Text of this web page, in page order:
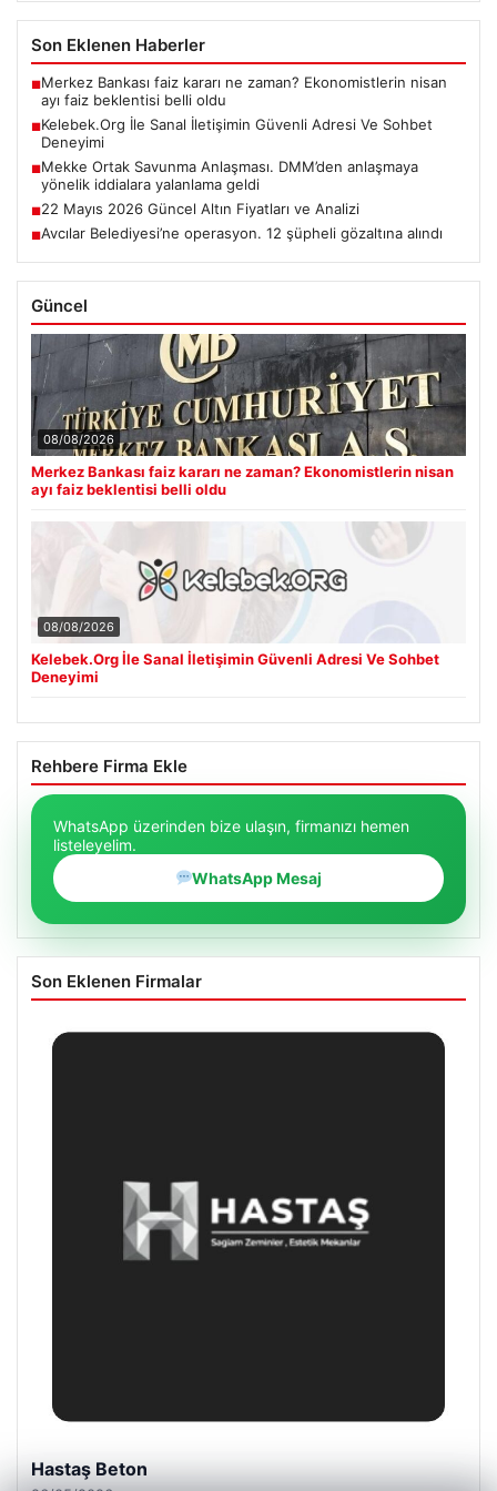
Son Eklenen Haberler
■Merkez Bankası faiz kararı ne zaman? Ekonomistlerin nisan
ayı faiz beklentisi belli oldu
■Kelebek.Org İle Sanal İletişimin Güvenli Adresi Ve Sohbet
Deneyimi
■Mekke Ortak Savunma Anlaşması. DMM’den anlaşmaya
yönelik iddialara yalanlama geldi
■22 Mayıs 2026 Güncel Altın Fiyatları ve Analizi
■Avcılar Belediyesi’ne operasyon. 12 şüpheli gözaltına alındı
Güncel
08/08/2026
Merkez Bankası faiz kararı ne zaman? Ekonomistlerin nisan
ayı faiz beklentisi belli oldu
08/08/2026
Kelebek.Org İle Sanal İletişimin Güvenli Adresi Ve Sohbet
Deneyimi
Rehbere Firma Ekle
WhatsApp üzerinden bize ulaşın, firmanızı hemen
listeleyelim.
WhatsApp Mesaj
Son Eklenen Firmalar
Enes Kaplan Avukatlık Bürosu